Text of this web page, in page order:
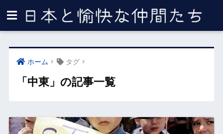
ホーム タグ
「中東」の記事一覧